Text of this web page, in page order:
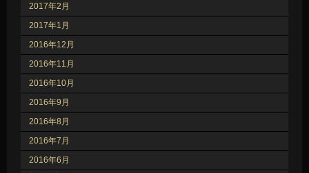
2017年2月
2017年1月
2016年12月
2016年11月
2016年10月
2016年9月
2016年8月
2016年7月
2016年6月